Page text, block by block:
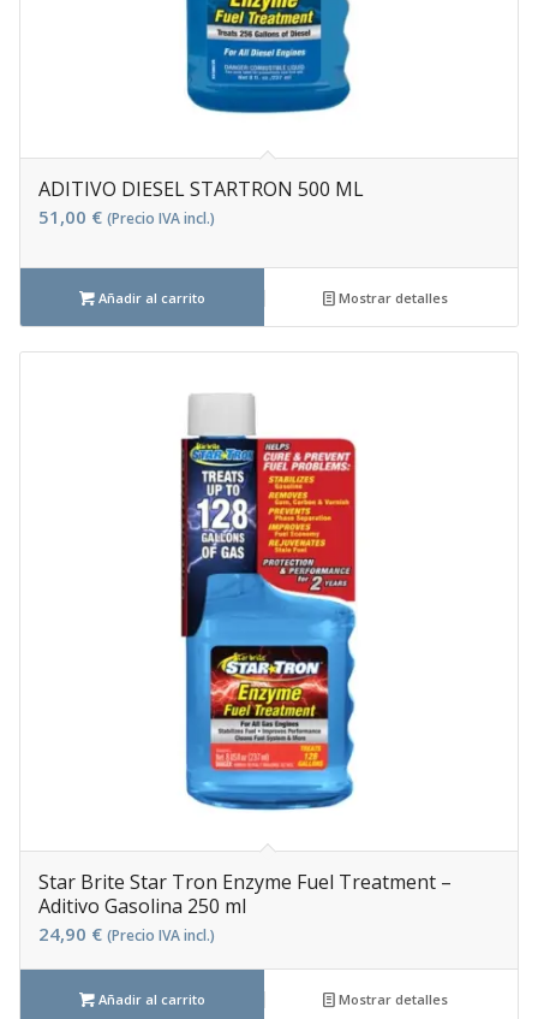
ADITIVO DIESEL STARTRON 500 ML
51,00 € (Precio IVA incl.)
Añadir al carrito Mostrar detalles
Star Brite Star Tron Enzyme Fuel Treatment –
Aditivo Gasolina 250 ml
24,90 € (Precio IVA incl.)
Añadir al carrito Mostrar detalles